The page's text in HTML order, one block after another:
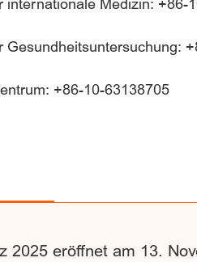
Medizin: +86-
+86-10-63138705
2025 eröffnet am 13.